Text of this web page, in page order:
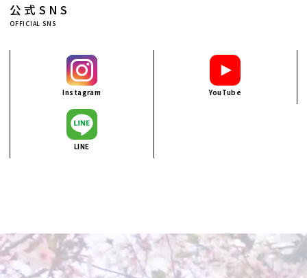
公式SNS
OFFICIAL SNS
Instagram YouTube
LINE